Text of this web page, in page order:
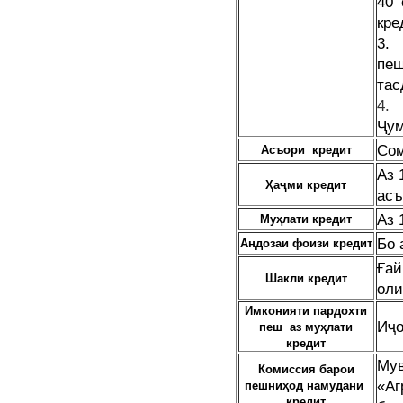
3.
Асъори кредит
Ҳаҷми кредит
Аз
Муҳлати кредит Аз
Андозаи фоизи кредит Бо
Шакли кредит
Имконияти пардохти
пеш
аз муҳлати
кредит
Комиссия барои
пешниҳод намудани